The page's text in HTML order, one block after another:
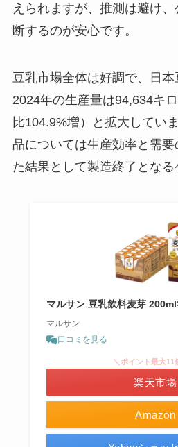
えられますが、推測は避け
断するのが安心です。
豆乳市場全体は好調で、日
2024年の生産量は94,634キ
比104.9%増）と拡大してい
品については生産効率と需
た結果として製造終了となる
マルサン 豆乳飲料麦芽
マルサン
口コミを見る
Amazon
＼ポイント最大11
楽天市場